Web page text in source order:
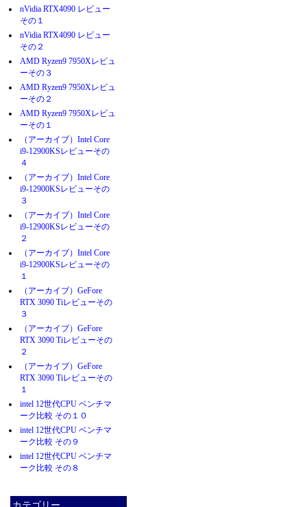
nVidia RTX4090 レビュー
その１
nVidia RTX4090 レビュー
その２
AMD Ryzen9 7950Xレビュ
ーその３
AMD Ryzen9 7950Xレビュ
ーその２
AMD Ryzen9 7950Xレビュ
ーその１
（アーカイブ）Intel Core
i9-12900KSレビューその
４
（アーカイブ）Intel Core
i9-12900KSレビューその
３
（アーカイブ）Intel Core
i9-12900KSレビューその
２
（アーカイブ）Intel Core
i9-12900KSレビューその
１
（アーカイブ）GeFore
RTX 3090 Tiレビューその
３
（アーカイブ）GeFore
RTX 3090 Tiレビューその
２
（アーカイブ）GeFore
RTX 3090 Tiレビューその
１
intel 12世代CPU ベンチマ
ーク比較 その１０
intel 12世代CPU ベンチマ
ーク比較 その９
intel 12世代CPU ベンチマ
ーク比較 その８